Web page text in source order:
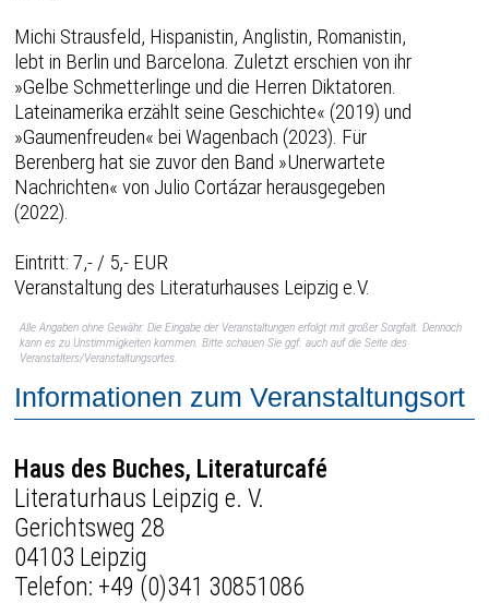
Michi Strausfeld, Hispanistin, Anglistin, Romanistin,
lebt in Berlin und Barcelona. Zuletzt erschien von ihr
»Gelbe Schmetterlinge und die Herren Diktatoren.
Lateinamerika erzählt seine Geschichte« (2019) und
»Gaumenfreuden« bei Wagenbach (2023). Für
Berenberg hat sie zuvor den Band »Unerwartete
Nachrichten« von Julio Cortázar herausgegeben
(2022).
Eintritt: 7,- / 5,- EUR
Veranstaltung des Literaturhauses Leipzig e.V.
Alle Angaben ohne Gewähr. Die Eingabe der Veranstaltungen erfolgt mit großer Sorgfalt. Dennoch
kann es zu Unstimmigkeiten kommen. Bitte schauen Sie ggf. auch auf die Seite des
Veranstalters/Veranstaltungsortes.
Informationen zum Veranstaltungsort
Haus des Buches, Literaturcafé
Literaturhaus Leipzig e. V.
Gerichtsweg 28
04103 Leipzig
Telefon: +49 (0)341 30851086